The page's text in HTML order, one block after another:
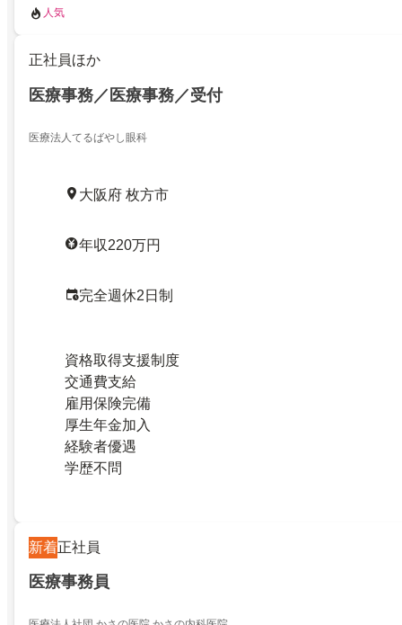
人気
正社員ほか
医療事務／医療事務／受付
医療法人てるばやし眼科
大阪府 枚方市
年収220万円
完全週休2日制
資格取得支援制度
交通費支給
雇用保険完備
厚生年金加入
経験者優遇
学歴不問
新着正社員
医療事務員